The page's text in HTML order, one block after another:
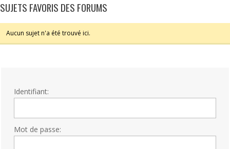
SUJETS FAVORIS DES FORUMS
Aucun sujet n'a été trouvé ici.
Identifiant:
Mot de passe: